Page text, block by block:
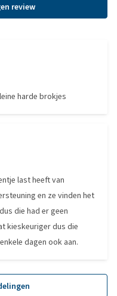
review
harde brokjes
last heeft van
en ze vinden het
die had er geen
kieskeuriger dus die
dagen ook aan.